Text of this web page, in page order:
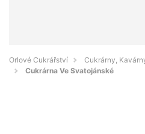
Orlové Cukrářství
Cukrárny,
Cukrárna Ve Svatojánské